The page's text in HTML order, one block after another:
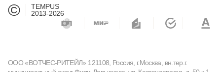
©
TEMPUS
2013-2026
ООО «ВОТЧЕС-РИТЕЙЛ» 121108, Россия, г.Москва, вн.тер.г.